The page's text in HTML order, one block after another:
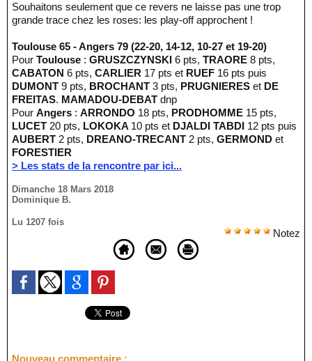
Souhaitons seulement que ce revers ne laisse pas une trop
grande trace chez les roses: les play-off approchent !
Toulouse 65 - Angers 79 (22-20, 14-12, 10-27 et 19-20)
Pour Toulouse : GRUSZCZYNSKI 6 pts, TRAORE 8 pts,
CABATON 6 pts, CARLIER 17 pts et RUEF 16 pts puis
DUMONT 9 pts, BROCHANT 3 pts, PRUGNIERES et DE
FREITAS. MAMADOU-DEBAT dnp
Pour Angers : ARRONDO 18 pts, PRODHOMME 15 pts,
LUCET 20 pts, LOKOKA 10 pts et DJALDI TABDI 12 pts puis
AUBERT 2 pts, DREANO-TRECANT 2 pts, GERMOND et
FORESTIER
> Les stats de la rencontre par ici...
Dimanche 18 Mars 2018
Dominique B.
Lu 1207 fois
Notez
Nouveau commentaire :